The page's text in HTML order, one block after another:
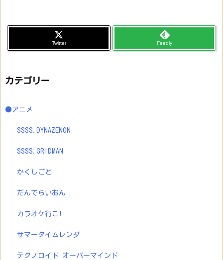
Twitter Feedly
カテゴリー
●アニメ
SSSS.DYNAZENON
SSSS.GRIDMAN
かくしごと
だんでらいおん
カラオケ行こ!
サマータイムレンダ
テクノロイド オーバーマインド